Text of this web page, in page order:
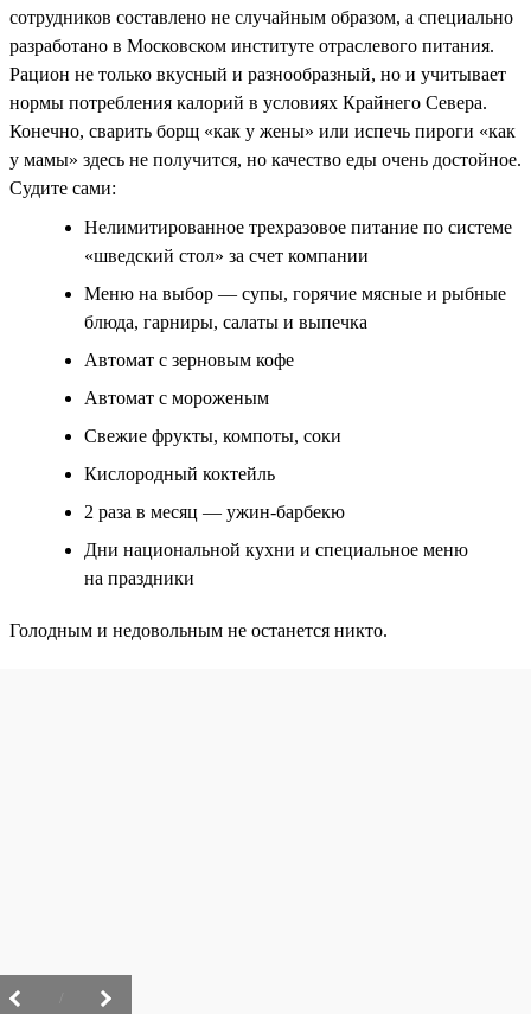
сотрудников составлено не случайным образом, а специально
разработано в Московском институте отраслевого питания.
Рацион не только вкусный и разнообразный, но и учитывает
нормы потребления калорий в условиях Крайнего Севера.
Конечно, сварить борщ «как у жены» или испечь пироги «как
у мамы» здесь не получится, но качество еды очень достойное.
Судите сами:
Нелимитированное трехразовое питание по системе
«шведский стол» за счет компании
Меню на выбор — супы, горячие мясные и рыбные
блюда, гарниры, салаты и выпечка
Автомат с зерновым кофе
Автомат с мороженым
Свежие фрукты, компоты, соки
Кислородный коктейль
2 раза в месяц — ужин-барбекю
Дни национальной кухни и специальное меню
на праздники
Голодным и недовольным не останется никто.